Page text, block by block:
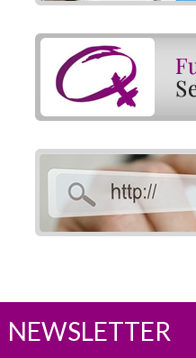
NEWSLETTER